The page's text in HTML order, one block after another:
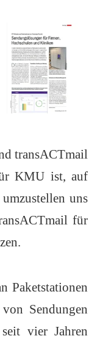
transACTmail
KMU ist, auf
uns
für
Paketstationen
Sendungen
vier Jahren